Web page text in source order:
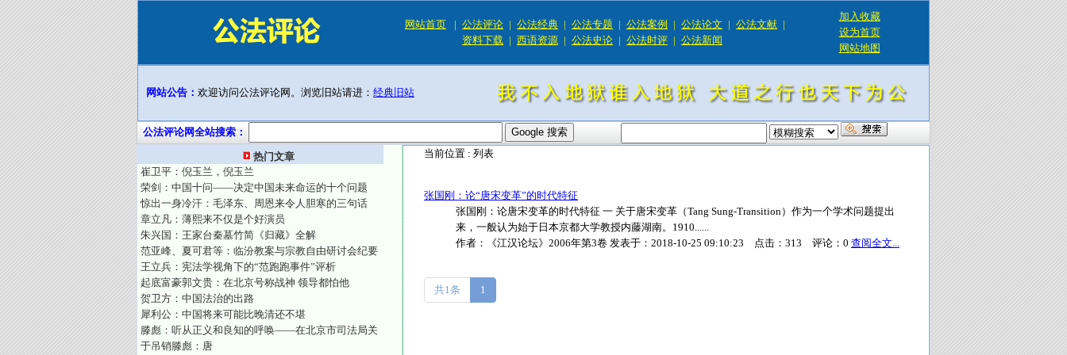
网站首页 | 公法评论 | 公法经典 | 公法专题 | 公法案例 | 公法论文 | 公法文献 |
资料下载 | 西语资源 | 公法史论 | 公法时评 | 公法新闻
加入收藏
设为首页
网站地图
网站公告： 欢迎访问公法评论网。浏览旧站请进： 经典旧站
公法评论网全站搜索：
热门文章
崔卫平：倪玉兰，倪玉兰
荣剑：中国十问——决定中国未来命运的十个问题
惊出一身冷汗：毛泽东、周恩来令人胆寒的三句话
章立凡：薄熙来不仅是个好演员
朱兴国：王家台秦墓竹简《归藏》全解
范亚峰、夏可君等：临汾教案与宗教自由研讨会纪要
王立兵：宪法学视角下的“范跑跑事件”评析
起底富豪郭文贵：在北京号称战神 领导都怕他
贺卫方：中国法治的出路
犀利公：中国将来可能比晚清还不堪
滕彪：听从正义和良知的呼唤——在北京市司法局关
于吊销滕彪：唐
当前位置 : 列表
张国刚：论“唐宋变革”的时代特征
张国刚：论唐宋变革的时代特征 一 关于唐宋变革（Tang Sung-Transition）作为一个学术问题提出
来，一般认为始于日本京都大学教授内藤湖南。1910......
作者：
《江汉论坛》2006年第3卷 发表于： 2018-10-25 09:10:23 点击： 313 评论： 0 查阅全文...
共1条 1